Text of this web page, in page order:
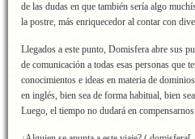
de las dudas en que también sería algo
la postre, más enriquecedor al contar con
Llegados a este punto, Domisfera abre sus
de comunicación a todas esas personas que
conocimientos e ideas en materia de
en inglés, bien sea de forma habitual, bien
Luego, el tiempo no dudará en